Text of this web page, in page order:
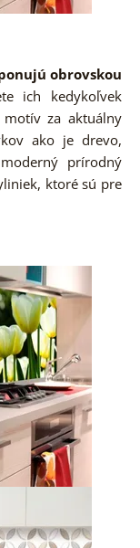
obrovskou
ich kedykoľvek
za aktuálny
ako je drevo,
prírodný
ktoré sú pre